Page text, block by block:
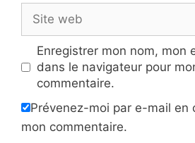
web
Enregistrer mon nom, mon
dans le navigateur pour
commentaire.
Prévenez-moi par e-mail en
mon commentaire.